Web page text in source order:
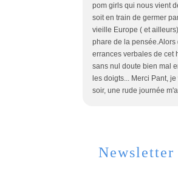
pom girls qui nous vient
soit en train de germer
vieille Europe ( et
phare de la pensée.Alors
errances verbales de cet
sans nul doute bien mal
les doigts... Merci Pant,
soir, une rude journée
Newsletter